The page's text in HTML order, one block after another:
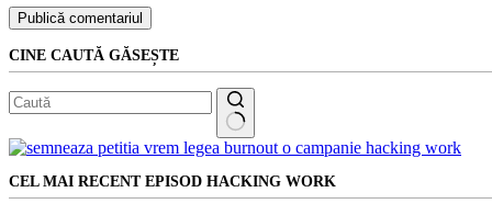
Publică comentariul
CINE CAUTĂ GĂSEȘTE
Niciun
CEL MAI RECENT EPISOD HACKING WORK